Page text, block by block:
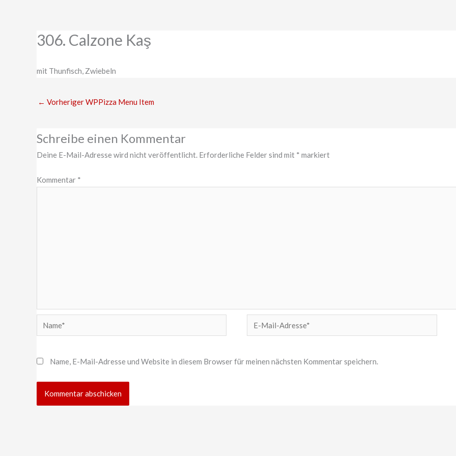
306. Calzone Kaş
mit Thunfisch, Zwiebeln
← Vorheriger WPPizza Menu Item
Schreibe einen Kommentar
Deine E-Mail-Adresse wird nicht veröffentlicht. Erforderliche Felder sind mit * markiert
Kommentar *
Name*
E-
Mail-
Name, E-Mail-Adresse und Website in diesem Browser für meinen nächsten Kommentar speichern.